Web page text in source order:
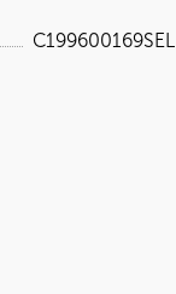
C199600169SEL